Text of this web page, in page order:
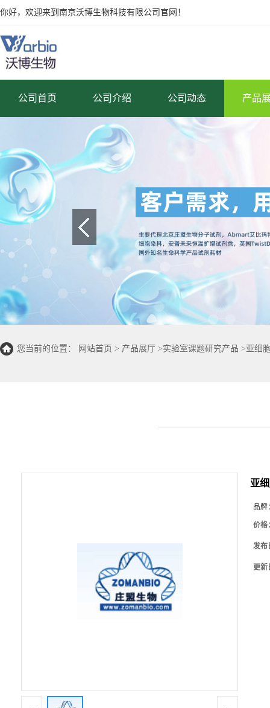
你好，欢迎来到南京沃博生物科技有限公司官网！
公司首页 公司介绍 公司动态 产品
您当前的位置： 网站首页 > 产品展厅 >实验室课题研究产品 >亚细
亚
品牌
价格
发布
更新